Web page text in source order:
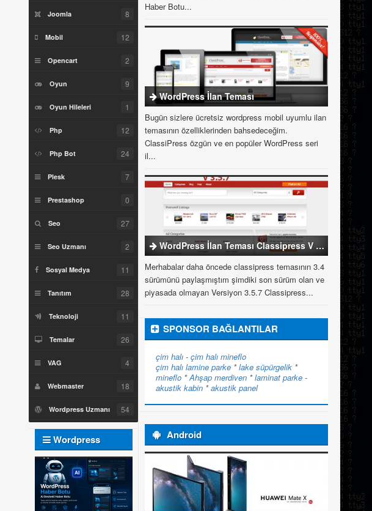
Joomla 8
Mobil 12
Opencart 2
Oyun 9
Oyun Hileleri 1
Php 12
Php Bot 24
Plesk 7
Prestashop 0
Seo 27
Seo Uzmanı 2
Sosyal Medya 11
Tanıtım 28
Teknoloji 11
Temalar 26
VAG 4
Webmaster 18
Wordpress Uzmanı 54
Wordpress
Uzmanı
Haber Botu...
WordPress İlan Teması
Bugün sizlere ücretsiz wordpress mobil uyumlu ilan
temasının özelliklerinden bahsedeceğim.
ClassiPress özgün ve en popüler WordPress seri
il...
WordPress İlan Teması Classipress V 3.5.7
Merhabalar daha öncede classipress temasının 3.4
sürümünü paylaşmıştım şimdiki son sürüm olan ve
piyasada olmayan Versiyon 3.5.7 Classipress...
SPONSOR BAĞLANTILAR
çim halı - çim halı mineflo
çim halı lamine parke *lake süpürgelik *
mineflo *Ahşap merdiven *laminat parke -
akustik kabin *akustik panel
Android